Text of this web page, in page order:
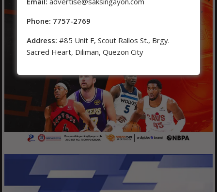
Phone: 7757-2769
Address: #85 Unit F, Scout Rallos St., Brgy.
Sacred Heart, Diliman, Quezon City